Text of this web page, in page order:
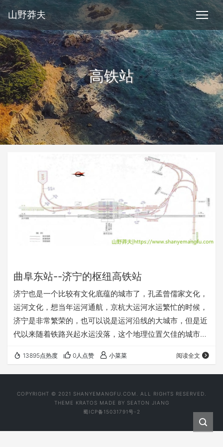
山野莽夫
高铁站
曲阜东站--济宁的枢纽高铁站
济宁也是一个比较有文化底蕴的城市了，孔孟曾儒家文化，
运河文化，想当年运河通航，京杭大运河水运繁忙的时候，
济宁是非常繁荣的，也可以说是运河沿线的大城市，但是近
代以来随着铁路兴起水运没落，这个地理位置欠佳的城市就
线经过，但是济宁市区只有一条算不上干线的铁路经过，且
建成较晚，导致济宁发展因为交通不便，逐渐没落。现在济
州，京沪高铁取直过曲阜，随着省里解决鲁南出行问题的鲁
南铁路兴建，曲阜东成了鲁南铁路和京沪高铁的交汇站，也
13895点热度 0人点赞 小菜菜 阅读全文
COPYRIGHT © 2021 SHANYEMANGFU.COM. ALL RIGHTS RESERVED.
THEME KRATOS MADE BY SEATON JIANG
蜀ICP备15031791号-2